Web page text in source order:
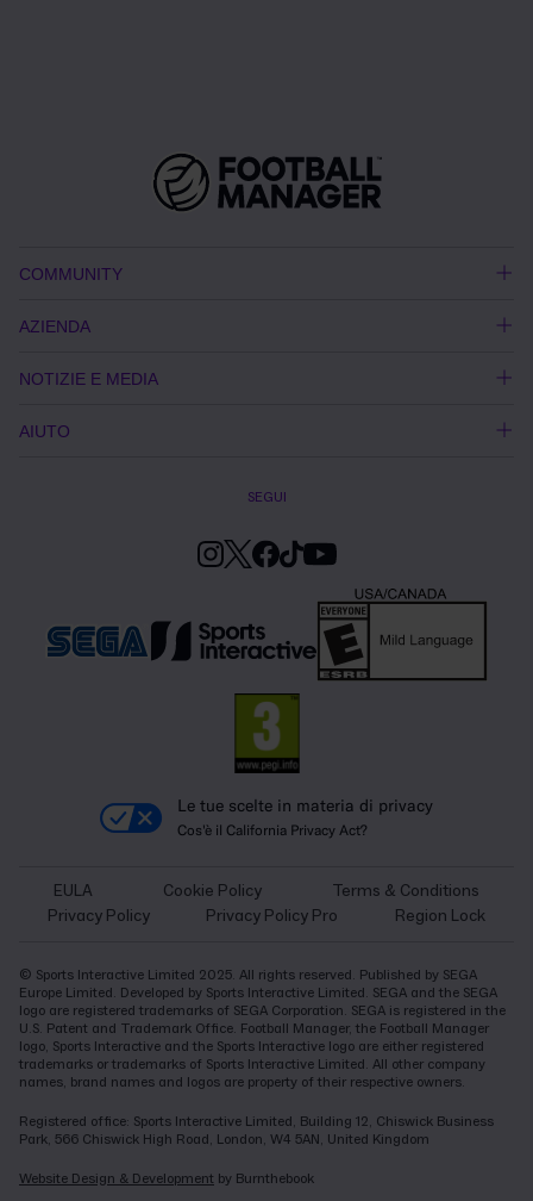
COMMUNITY
AZIENDA
NOTIZIE E MEDIA
AIUTO
SEGUI
Le tue scelte in materia di privacy
Cos'è il California Privacy Act?
EULA Cookie Policy
Terms & Conditions
Privacy Policy
Privacy Policy Pro Region Lock
© Sports Interactive Limited 2025. All rights reserved. Published by SEGA
Europe Limited. Developed by Sports Interactive Limited. SEGA and the SEGA
logo are registered trademarks of SEGA Corporation. SEGA is registered in the
U.S. Patent and Trademark Office. Football Manager, the Football Manager
logo, Sports Interactive and the Sports Interactive logo are either registered
trademarks or trademarks of Sports Interactive Limited. All other company
names, brand names and logos are property of their respective owners.
Registered office: Sports Interactive Limited, Building 12, Chiswick Business
Park, 566 Chiswick High Road, London, W4 5AN, United Kingdom
Website Design & Development by Burnthebook